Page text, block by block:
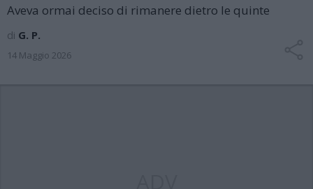
Aveva ormai deciso di rimanere dietro le quinte
di G. P.
14 Maggio 2026